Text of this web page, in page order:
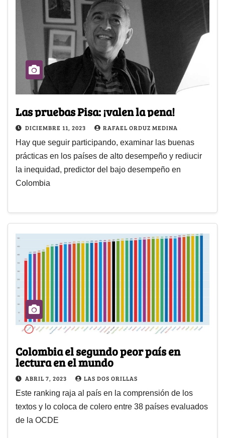
Las pruebas Pisa: ¡valen la pena!
DICIEMBRE 11, 2023 RAFAEL ORDUZ MEDINA
Hay que seguir participando, examinar las buenas
prácticas en los países de alto desempeño y rediucir
la inequidad, predictor del bajo desempeño en
Colombia
Colombia el segundo peor país en
lectura en el mundo
ABRIL 7, 2023 LAS DOS ORILLAS
Este ranking raja al país en la comprensión de los
textos y lo coloca de colero entre 38 países evaluados
de la OCDE